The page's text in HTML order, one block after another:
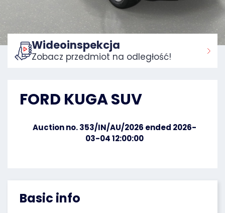
Home:
Basic info
Wideoinspekcja
Zobacz przedmiot na odległość!
FORD KUGA SUV
Auction no. 353/IN/AU/2026 ended 2026-
03-04 12:00:00